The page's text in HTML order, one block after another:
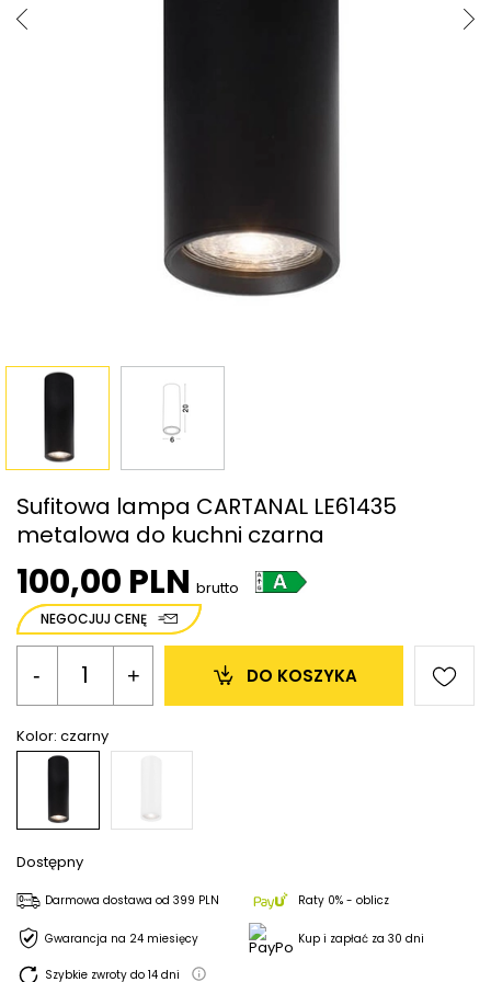
Sufitowa lampa CARTANAL LE61435
metalowa do kuchni czarna
100,00 PLN brutto
NEGOCJUJ CENĘ
Kolor: czarny
- + DO KOSZYKA
Dostępny
Darmowa dostawa od 399 PLN Raty 0% - oblicz
Gwarancja na 24 miesięcy Kup i zapłać za 30 dni
Szybkie zwroty do 14 dni